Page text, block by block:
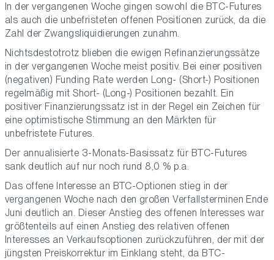
In der vergangenen Woche gingen sowohl die BTC-Futures
als auch die unbefristeten offenen Positionen zurück, da die
Zahl der Zwangsliquidierungen zunahm.
Nichtsdestotrotz blieben die ewigen Refinanzierungssätze
in der vergangenen Woche meist positiv. Bei einer positiven
(negativen) Funding Rate werden Long- (Short-) Positionen
regelmäßig mit Short- (Long-) Positionen bezahlt. Ein
positiver Finanzierungssatz ist in der Regel ein Zeichen für
eine optimistische Stimmung an den Märkten für
unbefristete Futures.
Der annualisierte 3-Monats-Basissatz für BTC-Futures
sank deutlich auf nur noch rund 8,0 % p.a.
Das offene Interesse an BTC-Optionen stieg in der
vergangenen Woche nach den großen Verfallsterminen Ende
Juni deutlich an. Dieser Anstieg des offenen Interesses war
größtenteils auf einen Anstieg des relativen offenen
Interesses an Verkaufsoptionen zurückzuführen, der mit der
jüngsten Preiskorrektur im Einklang steht, da BTC-